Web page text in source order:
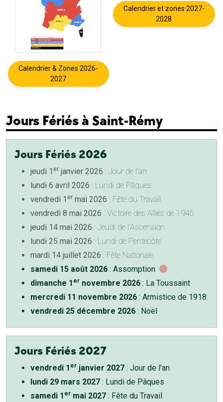
Calendrier & Zones 2026-
2027
Calendrier et zones 2027-
2028
Jours Fériés à Saint-Rémy
Jours Fériés 2026
jeudi 1 er janvier 2026 : Jour de l'an
lundi 6 avril 2026 : Lundi de Pâques
vendredi 1 er mai 2026 : Fête du Travail
vendredi 8 mai 2026 : Victoire des Alliés de 1945
jeudi 14 mai 2026 : Jeudi de l'Ascension
lundi 25 mai 2026 : Lundi de Pentecôte
mardi 14 juillet 2026 : Fête Nationale
samedi 15 août 2026 : Assomption
dimanche 1 er novembre 2026 : La Toussaint
mercredi 11 novembre 2026 : Armistice de 1918
vendredi 25 décembre 2026 : Noël
Jours Fériés 2027
vendredi 1 er janvier 2027 : Jour de l'an
lundi 29 mars 2027 : Lundi de Pâques
samedi 1 er mai 2027 : Fête du Travail